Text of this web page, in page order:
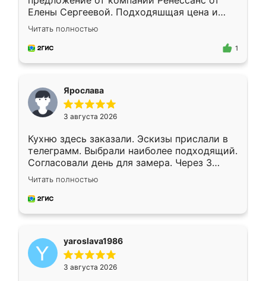
Елены Сергеевой. Подходяшщая цена и
короткие сроки изготовления. Приехавший
для замера сотрудник Владислав
предложил по моему эскизу самый
Читать полностью
1
Ярослава
3 августа 2026
Кухню здесь заказали. Эскизы прислали в
телеграмм. Выбрали наиболее подходящий.
Согласовали день для замера. Через 3
недели кухня была уже готова. Остались
довольны работой. Спасибо Ренессанс
мебель за качественную работу!
Читать полностью
yaroslava1986
3 августа 2026